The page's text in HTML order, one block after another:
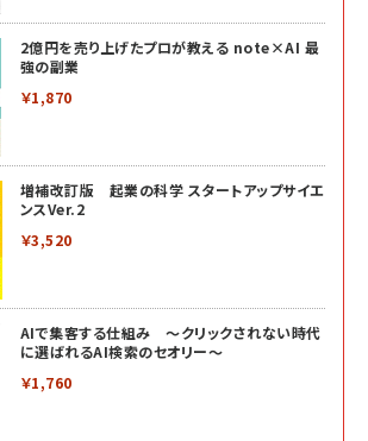
2億円を売り上げたプロが教える note×AI 最
強の副業
￥1,870
増補改訂版 起業の科学 スタートアップサイエ
ンスVer.2
￥3,520
AIで集客する仕組み ～クリックされない時代
に選ばれるAI検索のセオリー～
￥1,760